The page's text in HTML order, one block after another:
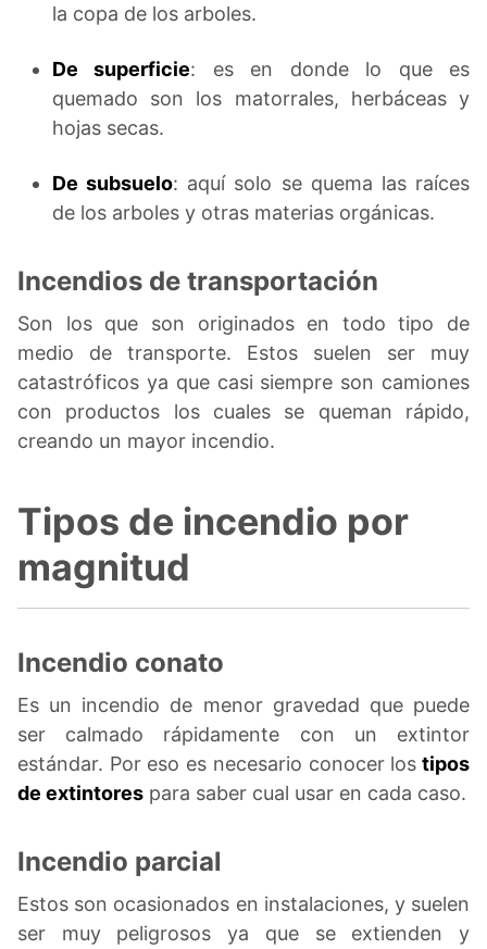
la copa de los arboles.
De superficie: es en donde lo que es
quemado son los matorrales, herbáceas y
hojas secas.
De subsuelo: aquí solo se quema las raíces
de los arboles y otras materias orgánicas.
Incendios de transportación
Son los que son originados en todo tipo de
medio de transporte. Estos suelen ser muy
catastróficos ya que casi siempre son camiones
con productos los cuales se queman rápido,
creando un mayor incendio.
Tipos de incendio por
magnitud
Incendio conato
Es un incendio de menor gravedad que puede
ser calmado rápidamente con un extintor
estándar. Por eso es necesario conocer los tipos
de extintores para saber cual usar en cada caso.
Incendio parcial
Estos son ocasionados en instalaciones, y suelen
ser muy peligrosos ya que se extienden y